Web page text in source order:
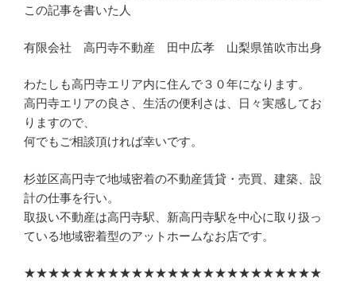
この記事を書いた人
有限会社 高円寺不動産 田中広孝 山梨県笛吹市出身
わたしも高円寺エリア内に住んで３０年になります。
高円寺エリアの良さ、生活の便利さは、日々実感してお
りますので、
何でもご相談頂ければ幸いです。
杉並区高円寺で地域密着の不動産賃貸・売買、建築、設
計の仕事を行い。
取扱い不動産は高円寺駅、新高円寺駅を中心に取り扱っ
ている地域密着型のアットホームなお店です。
★★★★★★★★★★★★★★★★★★★★★★★★★